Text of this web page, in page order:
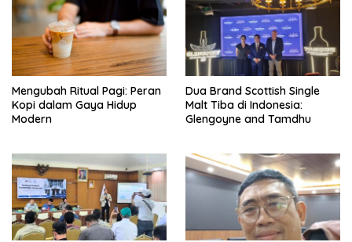
Mengubah Ritual Pagi: Peran
Kopi dalam Gaya Hidup
Modern
Dua Brand Scottish Single
Malt Tiba di Indonesia:
Glengoyne and Tamdhu